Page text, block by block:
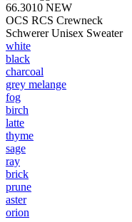
66.3010 NEW
OCS RCS Crewneck
Schwerer Unisex Sweater
white
black
charcoal
grey melange
fog
birch
latte
thyme
sage
ray
brick
prune
aster
orion